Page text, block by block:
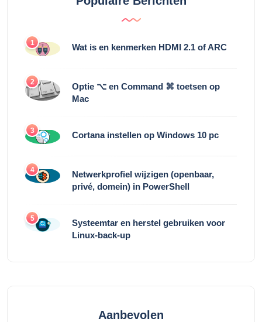
1 Wat is en kenmerken HDMI 2.1 of ARC
2
Optie ⌥ en Command ⌘ toetsen op
Mac
3 Cortana instellen op Windows 10 pc
4
Netwerkprofiel wijzigen (openbaar,
privé, domein) in PowerShell
5
Systeemtar en herstel gebruiken voor
Linux-back-up
Aanbevolen